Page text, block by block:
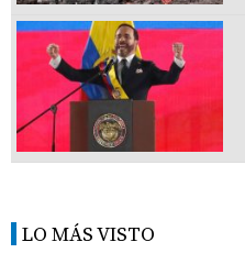
LO MÁS VISTO